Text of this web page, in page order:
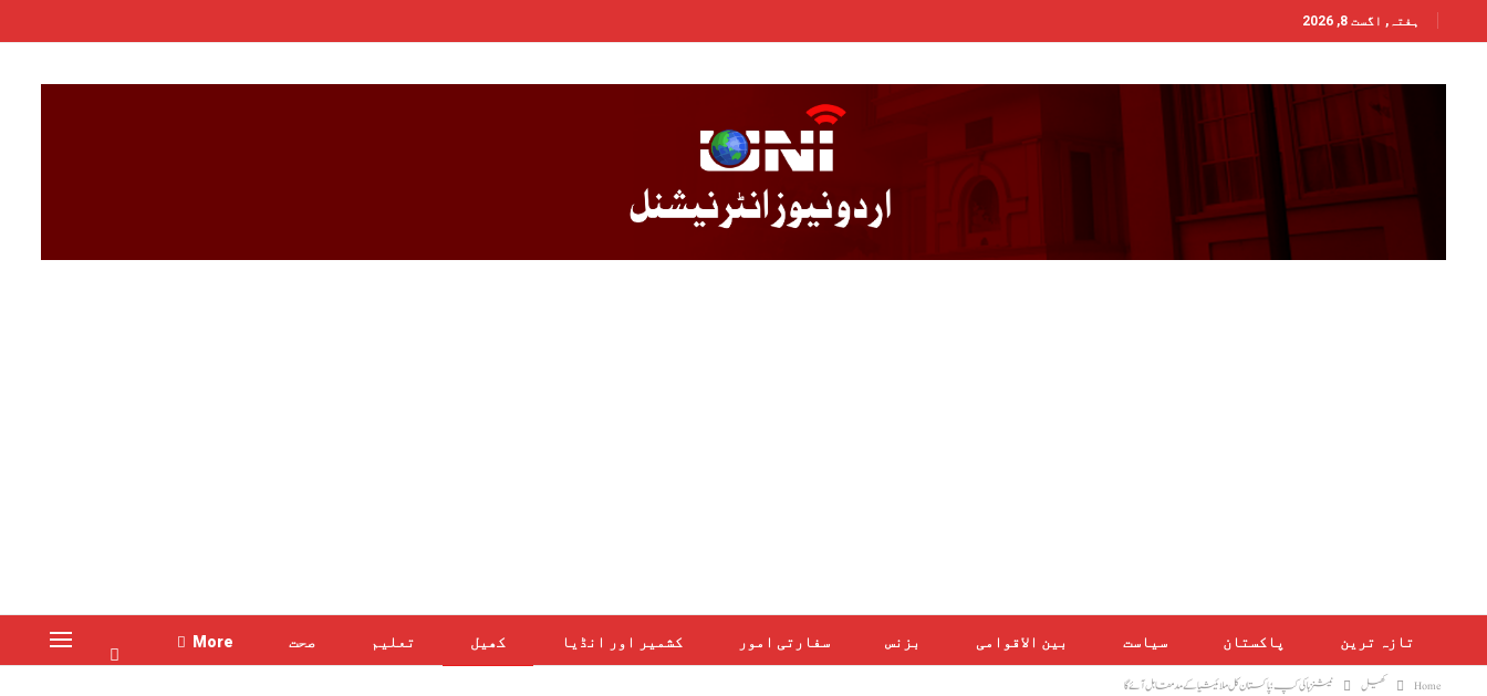
ہفتہ, اگست 8, 2026
تازہ ترین پاکستان سیاست بین الاقوامی بزنس سفارتی امور کشمیر اور انڈیا کھیل تعلیم صحت More
Home کھیل نیشنز ہاکی کپ؛ پاکستان کل ملائیشیا کے مدمقابل آئے گا